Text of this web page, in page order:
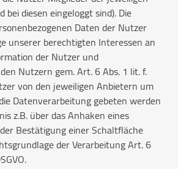
diesen eingeloggt sind). Die
Daten der Nutzer
unserer berechtigten Interessen an
der Nutzer und
Nutzern gem. Art. 6 Abs. 1 lit. f.
von den jeweiligen Anbietern um
Datenverarbeitung gebeten werden
z.B. über das Anhaken eines
Bestätigung einer Schaltfläche
der Verarbeitung Art. 6